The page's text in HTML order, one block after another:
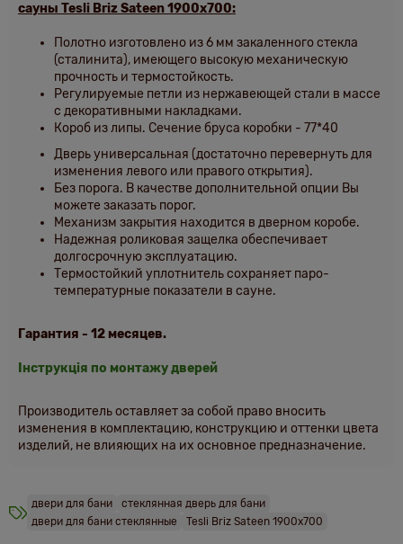
сауны Tesli Briz Sateen 1900х700:
Полотно изготовлено из 6 мм закаленного стекла
(сталинита), имеющего высокую механическую
прочность и термостойкость.
Регулируемые петли из нержавеющей стали в массе
с декоративными накладками.
Короб из липы. Сечение бруса коробки - 77*40
Дверь универсальная (достаточно перевернуть для
изменения левого или правого открытия).
Без порога. В качестве дополнительной опции Вы
можете заказать порог.
Механизм закрытия находится в дверном коробе.
Надежная роликовая защелка обеспечивает
долгосрочную эксплуатацию.
Термостойкий уплотнитель сохраняет паро-
температурные показатели в сауне.
Гарантия - 12 месяцев.
Інструкція по монтажу дверей
Производитель оставляет за собой право вносить
изменения в комплектацию, конструкцию и оттенки цвета
изделий, не влияющих на их основное предназначение.
двери для бани
стеклянная дверь для бани
двери для бани стеклянные
Tesli Briz Sateen 1900х700